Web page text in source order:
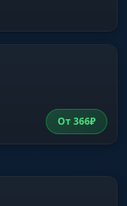
От366₽